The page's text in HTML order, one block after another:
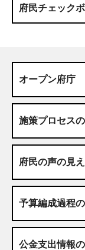
府民チェック
オープン府庁
施策プロセス
府民の声の見
予算編成過程
公金支出情報